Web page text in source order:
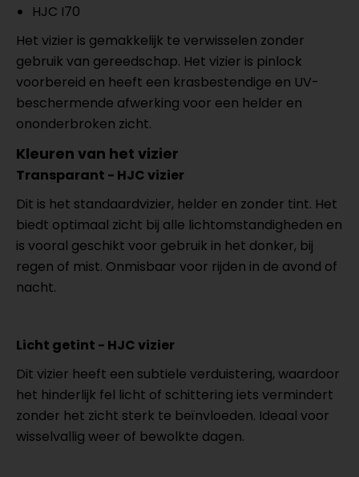
HJC I70
Het vizier is gemakkelijk te verwisselen zonder
gebruik van gereedschap. Het vizier is pinlock
voorbereid en heeft een krasbestendige en UV-
beschermende afwerking voor een helder en
ononderbroken zicht.
Kleuren van het vizier
Transparant - HJC vizier
Dit is het standaardvizier, helder en zonder tint. Het
biedt optimaal zicht bij alle lichtomstandigheden en
is vooral geschikt voor gebruik in het donker, bij
regen of mist. Onmisbaar voor rijden in de avond of
nacht.
Licht getint - HJC vizier
Dit vizier heeft een subtiele verduistering, waardoor
het hinderlijk fel licht of schittering iets vermindert
zonder het zicht sterk te beïnvloeden. Ideaal voor
wisselvallig weer of bewolkte dagen.